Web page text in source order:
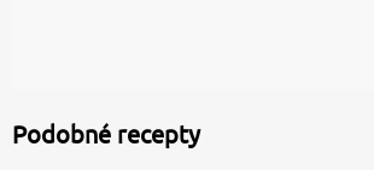
Podobné recepty